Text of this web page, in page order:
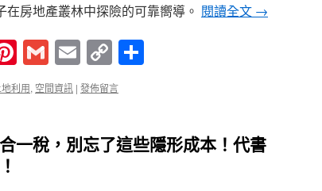
房地產叢林中探險的可靠嚮導。 閱讀全文 →
Pinterest
GmailEmail
Copy
Link
利用, 空間資訊 | 發佈留言
一稅，別忘了這些隱形成本！代書